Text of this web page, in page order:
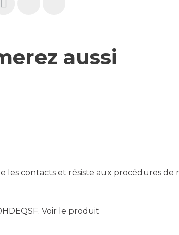
aussi
contacts et résiste aux procédures de
Voir le produit